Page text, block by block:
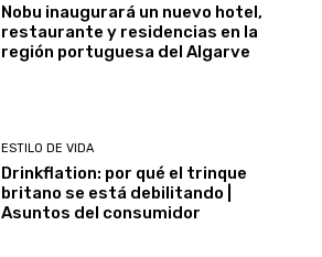
Nobu inaugurará un nuevo hotel,
restaurante y residencias en la
región portuguesa del Algarve
ESTILO DE VIDA
Drinkflation: por qué el trinque
britano se está debilitando |
Asuntos del consumidor